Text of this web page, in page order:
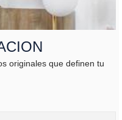
originales que definen tu